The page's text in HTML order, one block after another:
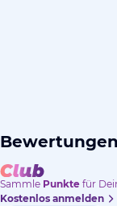
Bewertungen
Sammle Punkte für
Kostenlos anmelden